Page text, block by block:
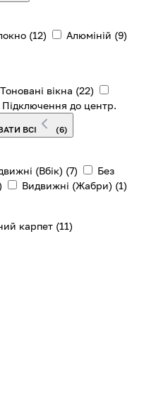
(12) Алюміній (9)
Тоновані вікна (22)
Підключення до центр.
ВСІ (6)
(Вбік) (7)
Без
Видвижні (Жабри) (1)
карпет (11)